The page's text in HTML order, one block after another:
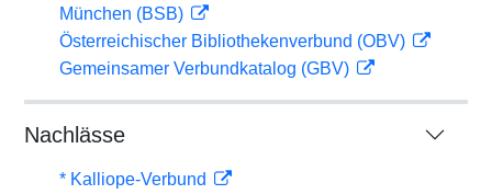
München (BSB)
Österreichischer Bibliothekenverbund (OBV)
Gemeinsamer Verbundkatalog (GBV)
Nachlässe
* Kalliope-Verbund